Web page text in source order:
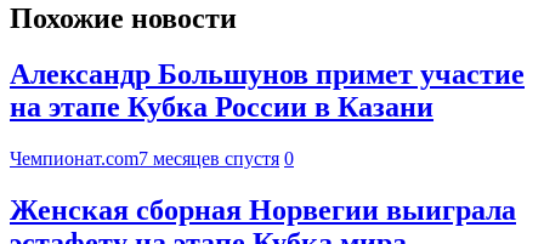
Похожие новости
Александр Большунов примет участие
на этапе Кубка России в Казани
Чемпионат.com7 месяцев спустя 0
Женская сборная Норвегии выиграла